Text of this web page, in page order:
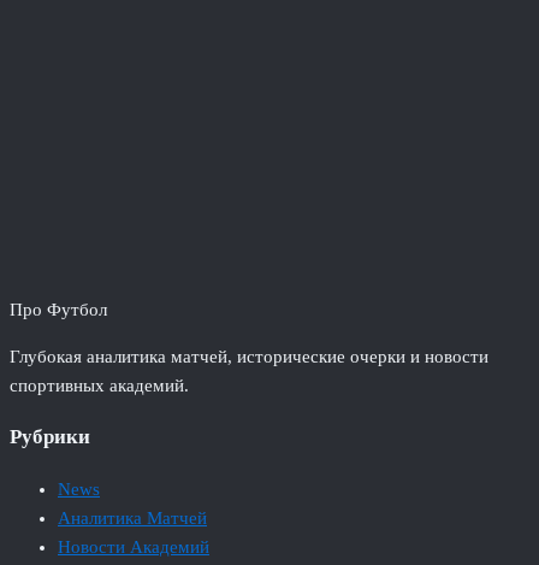
Про Футбол
Глубокая аналитика матчей, исторические очерки и новости
спортивных академий.
Рубрики
News
Аналитика Матчей
Новости Академий